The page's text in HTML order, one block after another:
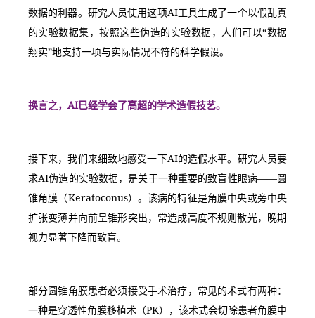
数据的利器。研究人员使用这项AI工具生成了一个以假乱真
的实验数据集，按照这些伪造的实验数据，人们可以“数据
翔实”地支持一项与实际情况不符的科学假设。
换言之，AI已经学会了高超的学术造假技艺。
接下来，我们来细致地感受一下AI的造假水平。研究人员要
求AI伪造的实验数据，是关于一种重要的致盲性眼病——圆
锥角膜（Keratoconus）。该病的特征是角膜中央或旁中央
扩张变薄并向前呈锥形突出，常造成高度不规则散光，晚期
视力显著下降而致盲。
部分圆锥角膜患者必须接受手术治疗，常见的术式有两种：
一种是穿透性角膜移植术（PK），该术式会切除患者角膜中